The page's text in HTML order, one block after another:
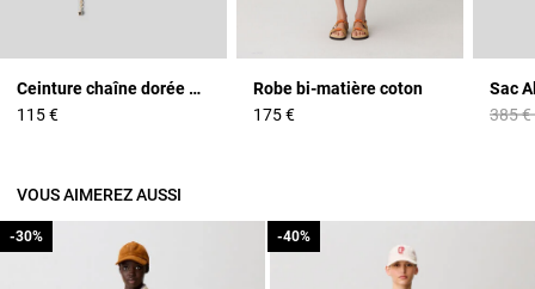
Ceinture chaîne dorée médaillons CP
115 €
Robe bi-matière coton
175 €
Sac
Prix
385 €
VOUS AIMEREZ AUSSI
-30%
-30% -40%
-40%